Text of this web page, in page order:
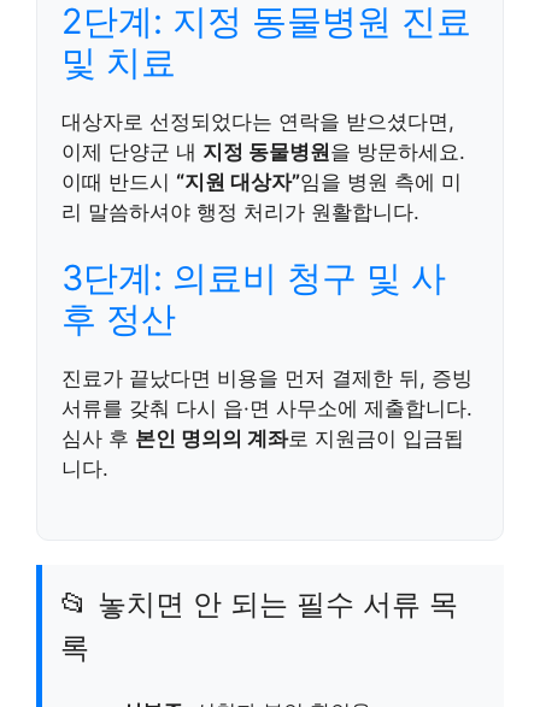
2단계: 지정 동물병원 진료
및 치료
대상자로 선정되었다는 연락을 받으셨다면,
이제 단양군 내 지정 동물병원을 방문하세요.
이때 반드시 “지원 대상자”임을 병원 측에 미
리 말씀하셔야 행정 처리가 원활합니다.
3단계: 의료비 청구 및 사
후 정산
진료가 끝났다면 비용을 먼저 결제한 뒤, 증빙
서류를 갖춰 다시 읍·면 사무소에 제출합니다.
심사 후 본인 명의의 계좌로 지원금이 입금됩
니다.
📂 놓치면 안 되는 필수 서류 목
록